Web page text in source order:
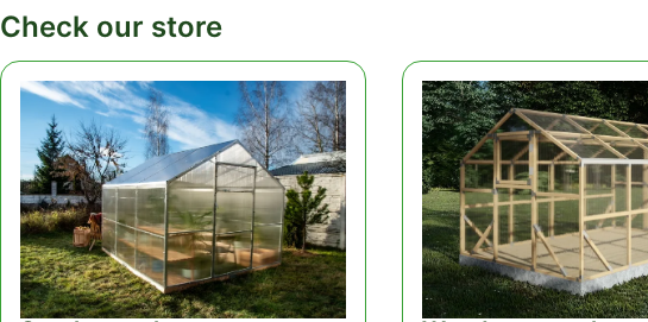
Check our store